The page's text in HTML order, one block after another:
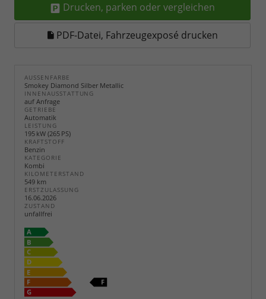
Drucken, parken oder vergleichen
PDF-Datei, Fahrzeugexposé drucken
AUSSENFARBE
Smokey Diamond Silber Metallic
INNENAUSSTATTUNG
auf Anfrage
GETRIEBE
Automatik
LEISTUNG
195 kW (265 PS)
KRAFTSTOFF
Benzin
KATEGORIE
Kombi
KILOMETERSTAND
549 km
ERSTZULASSUNG
16.06.2026
ZUSTAND
unfallfrei